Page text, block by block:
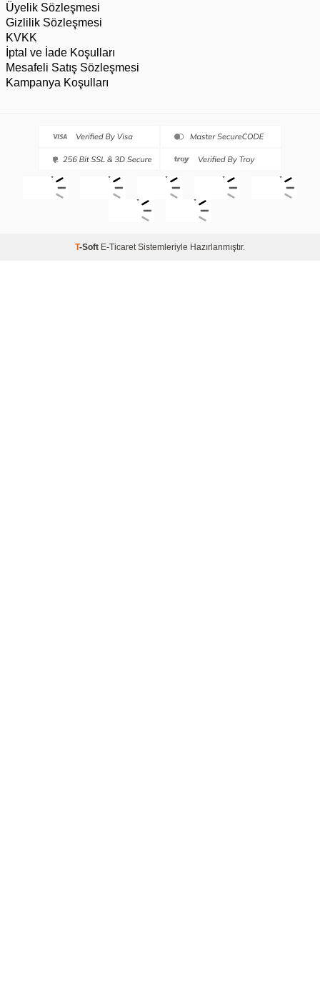
Üyelik Sözleşmesi
Gizlilik Sözleşmesi
KVKK
İptal ve İade Koşulları
Mesafeli Satış Sözleşmesi
Kampanya Koşulları
T-Soft E-Ticaret Sistemleriyle Hazırlanmıştır.